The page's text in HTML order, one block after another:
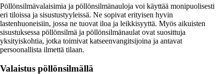
Pöllönsilmävalaisimia ja pöllönsilmänauloja voi käyttää monipuolisesti
eri tiloissa ja sisustustyyleissä. Ne sopivat erityisen hyvin
lastenhuoneisiin, jossa ne tuovat iloa ja leikkisyyttä. Myös aikuisten
sisustuksessa pöllönsilmä ja pöllönsilmänaulat ovat suosittuja
yksityiskohtia, jotka toimivat katseenvangitsijoina ja antavat
persoonallista ilmettä tilaan.
Valaistus pöllönsilmällä